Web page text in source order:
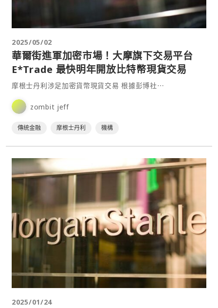
2025/05/02
華爾街進軍加密市場！大摩旗下交易平台
E*Trade 最快明年開放比特幣現貨交易
摩根士丹利涉足加密貨幣現貨交易 根據彭博社⋯
zombit jeff
傳統金融 摩根士丹利 機構
2025/01/24